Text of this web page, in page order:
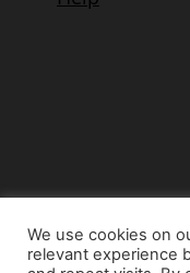
We use cookies on
relevant experience